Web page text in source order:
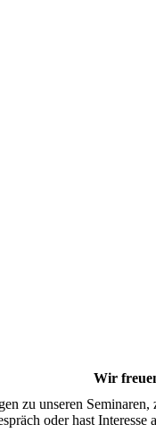
Wir
zu unseren
oder hast